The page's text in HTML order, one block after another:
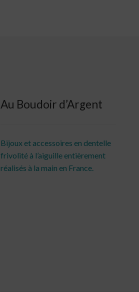
Au Boudoir d’Argent
Bijoux et accessoires en dentelle
frivolité à l’aiguille entièrement
réalisés à la main en France.